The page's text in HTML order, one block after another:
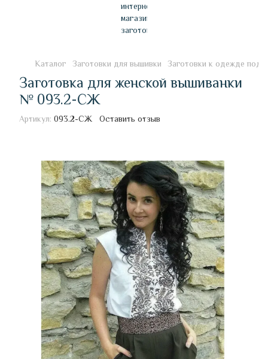
Каталог Заготовки для вышивки Заготовки к одежде под
Заготовка для женской вышиванки
№ 093.2-СЖ
Артикул: 093.2-СЖ Оставить отзыв